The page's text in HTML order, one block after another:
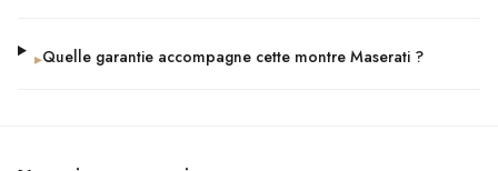
▸Quelle garantie accompagne cette montre Maserati ?